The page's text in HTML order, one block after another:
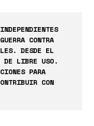
CONTRA
DESDE EL
DE LIBRE USO.
PARA
CON